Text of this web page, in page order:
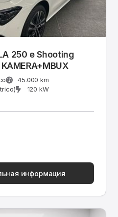
250 e Shooting
45.000 km
120 kW
информация